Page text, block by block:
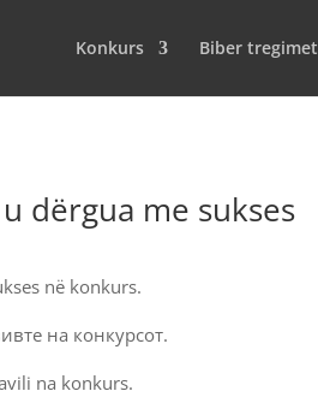
Konkurs Biber tregimet
dërgua me sukses
në konkurs.
на конкурсот.
na konkurs.